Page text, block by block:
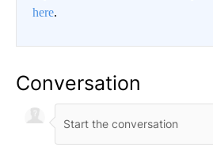
here.
Conversation